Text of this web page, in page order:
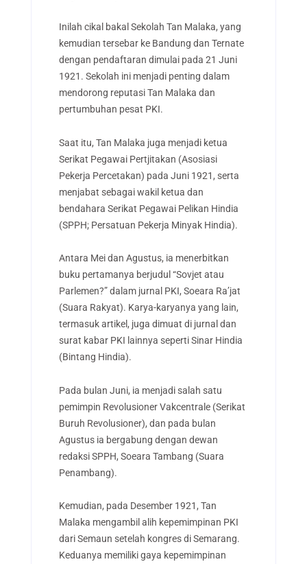
Inilah cikal bakal Sekolah Tan Malaka, yang
kemudian tersebar ke Bandung dan Ternate
dengan pendaftaran dimulai pada 21 Juni
1921. Sekolah ini menjadi penting dalam
mendorong reputasi Tan Malaka dan
pertumbuhan pesat PKI.
Saat itu, Tan Malaka juga menjadi ketua
Serikat Pegawai Pertjitakan (Asosiasi
Pekerja Percetakan) pada Juni 1921, serta
menjabat sebagai wakil ketua dan
bendahara Serikat Pegawai Pelikan Hindia
(SPPH; Persatuan Pekerja Minyak Hindia).
Antara Mei dan Agustus, ia menerbitkan
buku pertamanya berjudul “Sovjet atau
Parlemen?” dalam jurnal PKI, Soeara Ra’jat
(Suara Rakyat). Karya-karyanya yang lain,
termasuk artikel, juga dimuat di jurnal dan
surat kabar PKI lainnya seperti Sinar Hindia
(Bintang Hindia).
Pada bulan Juni, ia menjadi salah satu
pemimpin Revolusioner Vakcentrale (Serikat
Buruh Revolusioner), dan pada bulan
Agustus ia bergabung dengan dewan
redaksi SPPH, Soeara Tambang (Suara
Penambang).
Kemudian, pada Desember 1921, Tan
Malaka mengambil alih kepemimpinan PKI
dari Semaun setelah kongres di Semarang.
Keduanya memiliki gaya kepemimpinan